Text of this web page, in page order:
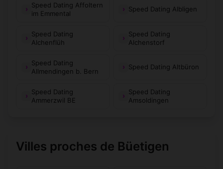
Speed Dating Affoltern
im Emmental
Speed Dating Albligen
Speed Dating
Alchenflüh
Speed Dating
Alchenstorf
Speed Dating
Allmendingen b. Bern
Speed Dating Altbüron
Speed Dating
Ammerzwil BE
Speed Dating
Amsoldingen
Villes proches de Büetigen